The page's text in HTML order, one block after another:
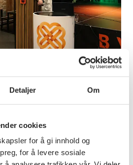
Detaljer Om
cookies
for å gi innhold og
for å levere sosiale
strømstøtteordning som
strømpris. En ordning
Østfold mener er bra, men